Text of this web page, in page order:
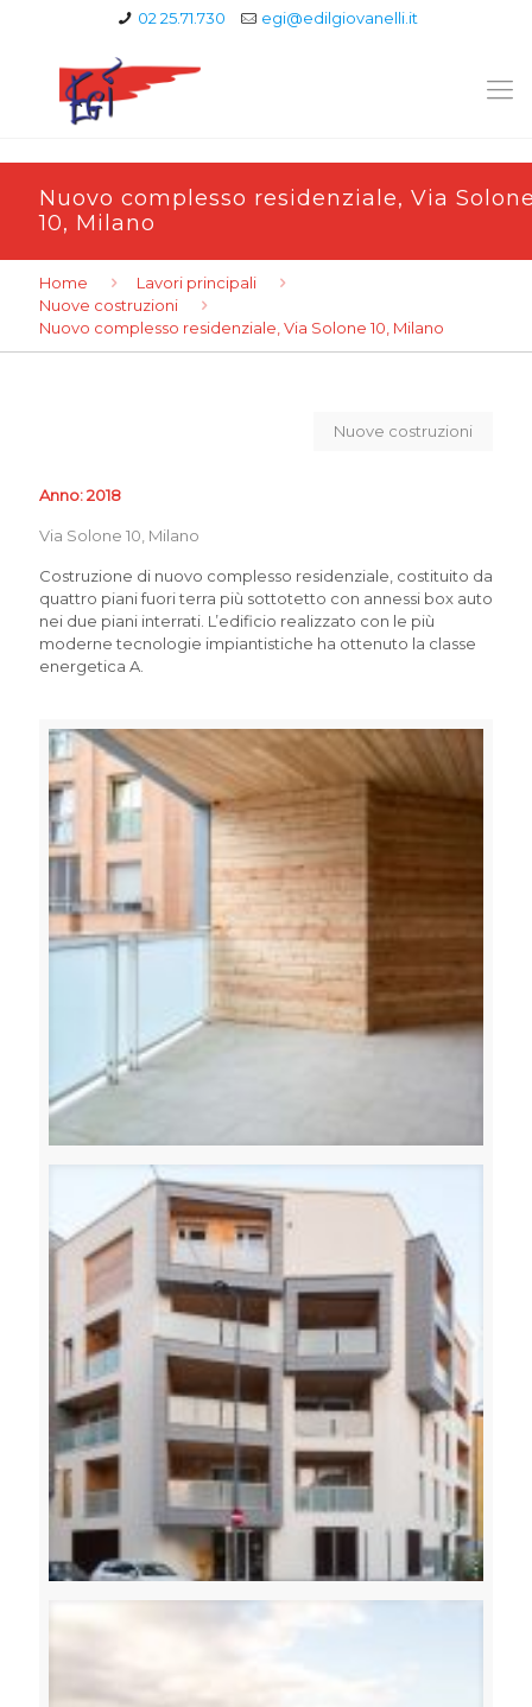
02 25.71.730 egi@edilgiovanelli.it
Nuovo complesso residenziale, Via
10, Milano
Home
Lavori principali
Nuove costruzioni
Nuovo complesso residenziale, Via Solone 10, Milano
Nuove costruzioni
Anno: 2018
Via Solone 10, Milano
Costruzione di nuovo complesso residenziale, costituito da
quattro piani fuori terra più sottotetto con annessi box auto
nei due piani interrati. L’edificio realizzato con le più
moderne tecnologie impiantistiche ha ottenuto la classe
energetica A.